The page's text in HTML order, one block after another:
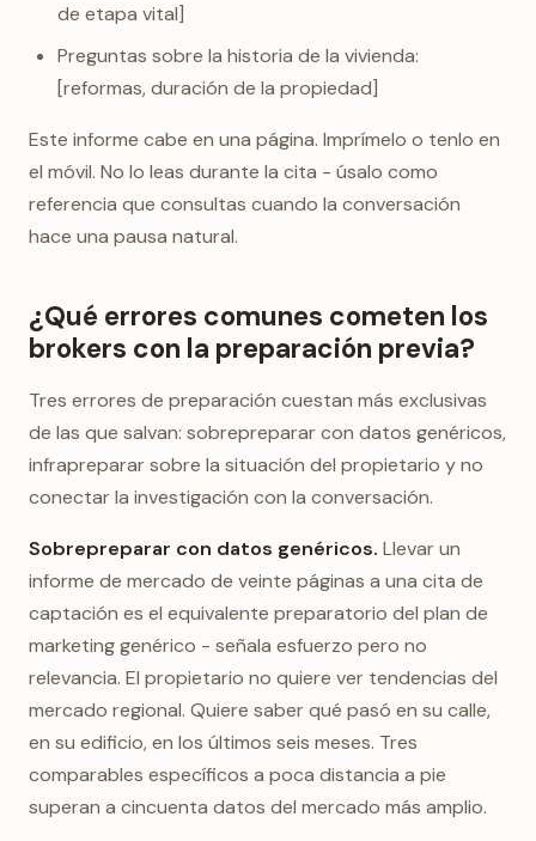
de etapa vital]
Preguntas sobre la historia de la vivienda:
[reformas, duración de la propiedad]
Este informe cabe en una página. Imprímelo o tenlo en
el móvil. No lo leas durante la cita - úsalo como
referencia que consultas cuando la conversación
hace una pausa natural.
¿Qué errores comunes cometen los
brokers con la preparación previa?
Tres errores de preparación cuestan más exclusivas
de las que salvan: sobrepreparar con datos genéricos,
infrapreparar sobre la situación del propietario y no
conectar la investigación con la conversación.
Sobrepreparar con datos genéricos. Llevar un
informe de mercado de veinte páginas a una cita de
captación es el equivalente preparatorio del plan de
marketing genérico - señala esfuerzo pero no
relevancia. El propietario no quiere ver tendencias del
mercado regional. Quiere saber qué pasó en su calle,
en su edificio, en los últimos seis meses. Tres
comparables específicos a poca distancia a pie
superan a cincuenta datos del mercado más amplio.